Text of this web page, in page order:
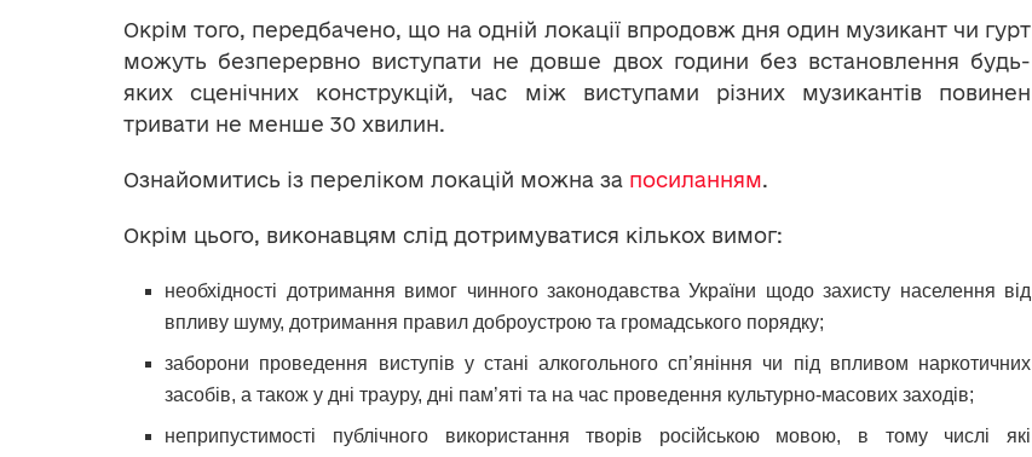
Окрім того, передбачено, що на одній локації впродовж дня один музикант чи гурт
можуть безперервно виступати не довше двох години без встановлення будь-
яких сценічних конструкцій, час між виступами різних музикантів повинен
тривати не менше 30 хвилин.
Ознайомитись із переліком локацій можна за посиланням.
Окрім цього, виконавцям слід дотримуватися кількох вимог:
необхідності дотримання вимог чинного законодавства України щодо захисту населення від
впливу шуму, дотримання правил доброустрою та громадського порядку;
заборони проведення виступів у стані алкогольного сп’яніння чи під впливом наркотичних
засобів, а також у дні трауру, дні пам’яті та на час проведення культурно-масових заходів;
неприпустимості публічного використання творів російською мовою, в тому числі які